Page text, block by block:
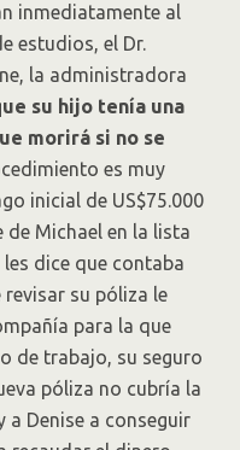
inmediatamente al
estudios, el Dr.
la administradora
su hijo tenía una
morirá si no se
es muy
inicial de US$75.000
Michael en la lista
dice que contaba
revisar su póliza le
para la que
de trabajo, su seguro
póliza no cubría la
a Denise a conseguir